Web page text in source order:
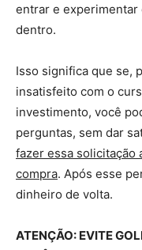
entrar e experimentar
dentro.
Isso significa que se,
insatisfeito com o
investimento, você
perguntas, sem dar
fazer essa solicitação
compra. Após esse
dinheiro de volta.
ATENÇÃO: EVITE